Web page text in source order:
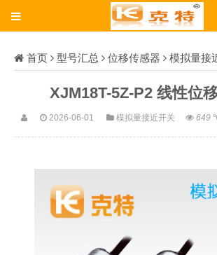
首页 型号汇总 位移传感器 模拟量接
XJM18T-5Z-P2 线性位
2026-06-01 模拟量接近开关 649